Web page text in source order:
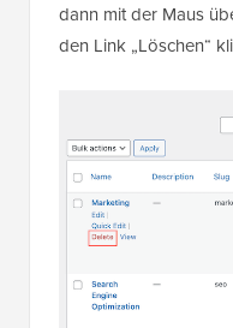
dann mit der Maus
den Link „Löschen“